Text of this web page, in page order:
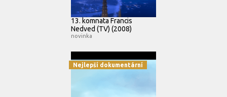
13. komnata Francis
Nedved (TV) (2008)
novinka
Nejlepší dokumentární